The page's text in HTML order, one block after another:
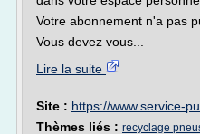
Votre abonnement n'a pas
Vous devez vous...
Lire la suite
Site : https://www.service-
Thèmes liés : recyclage